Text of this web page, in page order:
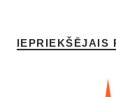
IEPRIEKŠĒJAIS